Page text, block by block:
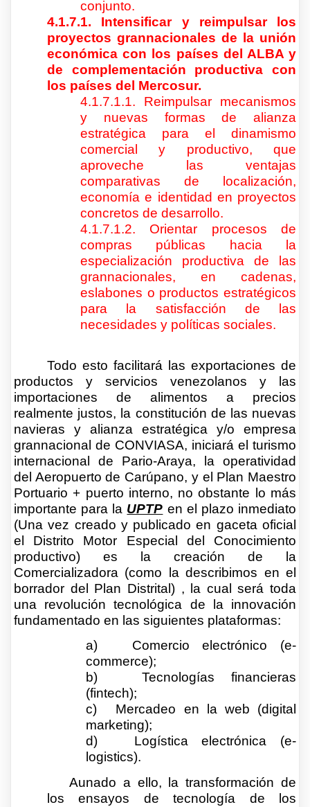
conjunto.
4.1.7.1. Intensificar y reimpulsar los
proyectos grannacionales de la unión
económica con los países del ALBA y
de complementación productiva con
los países del Mercosur.
4.1.7.1.1. Reimpulsar mecanismos
y nuevas formas de alianza
estratégica para el dinamismo
comercial y productivo, que
aproveche las ventajas
comparativas de localización,
economía e identidad en proyectos
concretos de desarrollo.
4.1.7.1.2. Orientar procesos de
compras públicas hacia la
especialización productiva de las
grannacionales, en cadenas,
eslabones o productos estratégicos
para la satisfacción de las
necesidades y políticas sociales.
Todo esto facilitará las exportaciones de
productos y servicios venezolanos y las
importaciones de alimentos a precios
realmente justos, la constitución de las nuevas
navieras y alianza estratégica y/o empresa
grannacional de CONVIASA, iniciará el turismo
internacional de Pario-Araya, la operatividad
del Aeropuerto de Carúpano, y el Plan Maestro
Portuario + puerto interno, no obstante lo más
importante para la UPTP en el plazo inmediato
(Una vez creado y publicado en gaceta oficial
el Distrito Motor Especial del Conocimiento
productivo) es la creación de la
Comercializadora (como la describimos en el
borrador del Plan Distrital) , la cual será toda
una revolución tecnológica de la innovación
fundamentado en las siguientes plataformas:
a)
Comercio electrónico (e-
commerce);
b)
Tecnologías financieras
(fintech);
c)
Mercadeo en la web (digital
marketing);
d)
Logística electrónica (e-
logistics).
Aunado a ello, la transformación de
los ensayos de tecnología de los